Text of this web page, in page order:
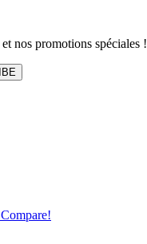
nos promotions spéciales !